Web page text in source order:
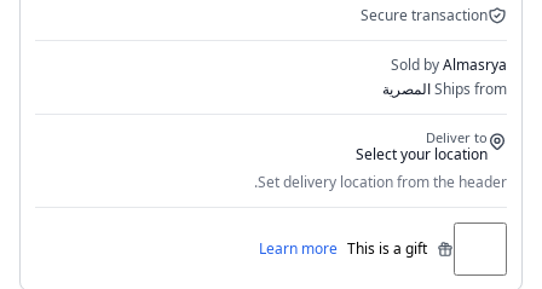
Secure transaction
Sold byAlmasrya
Ships fromالمصرية
Deliver to
Select your location
Set delivery location from the header.
This is a gift
Learn more